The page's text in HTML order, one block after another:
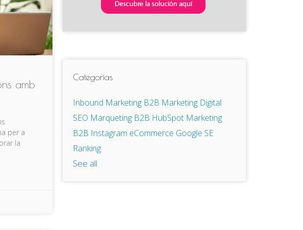
amb
per a
la
Categorías
Inbound Marketing B2B Marketing Digital
SEO Marqueting B2B HubSpot Marketing
B2B Instagram eCommerce Google SE
Ranking
See all